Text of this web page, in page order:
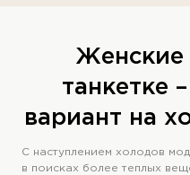
Женские
танкетке
вариант на
С наступлением холодов
в поисках более теплых